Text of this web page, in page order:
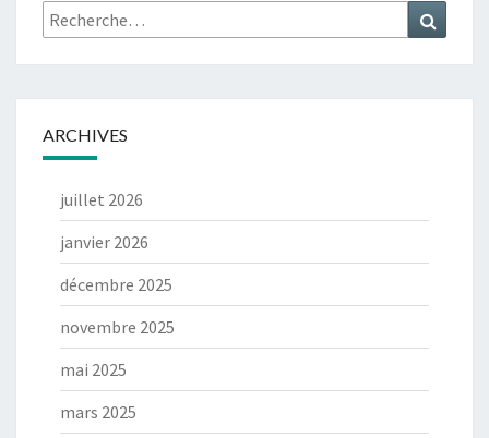
Rechercher :
ARCHIVES
juillet 2026
janvier 2026
décembre 2025
novembre 2025
mai 2025
mars 2025